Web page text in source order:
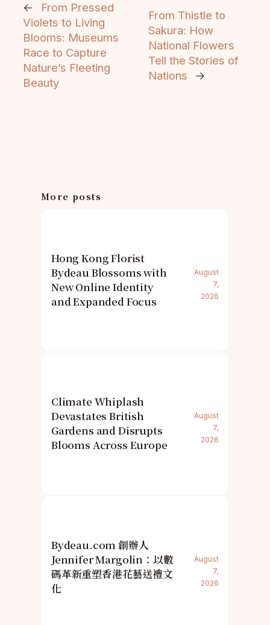
←
From Pressed
Violets to Living
Blooms: Museums
Race to Capture
Nature’s Fleeting
Beauty
From Thistle to
Sakura: How
National Flowers
Tell the Stories of
Nations
→
More posts
Hong Kong Florist
Bydeau Blossoms with
New Online Identity
and Expanded Focus
August
7,
2026
Climate Whiplash
Devastates British
Gardens and Disrupts
Blooms Across Europe
August
7,
2026
Bydeau.com 創辦人
Jennifer Margolin：以數
碼革新重塑香港花藝送禮文
化
August
7,
2026